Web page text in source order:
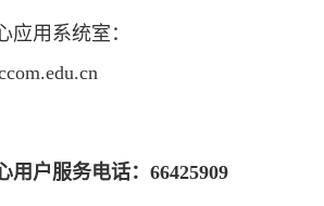
应用系统室：
用户服务电话：66425909